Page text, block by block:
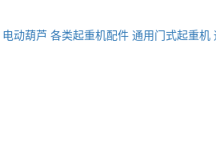
电动葫芦 各类起重机配件 通用门式起重机